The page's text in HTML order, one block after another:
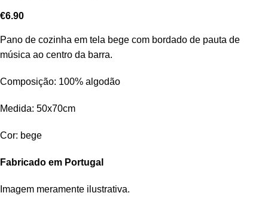
€6.90
Pano de cozinha em tela bege com bordado de pauta de
música ao centro da barra.
Composição: 100% algodão
Medida: 50x70cm
Cor: bege
Fabricado em Portugal
Imagem meramente ilustrativa.